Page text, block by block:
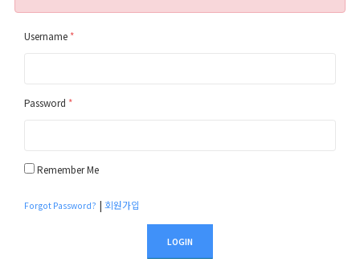
Username *
Password *
Remember Me
Forgot Password? | 회원가입
LOGIN